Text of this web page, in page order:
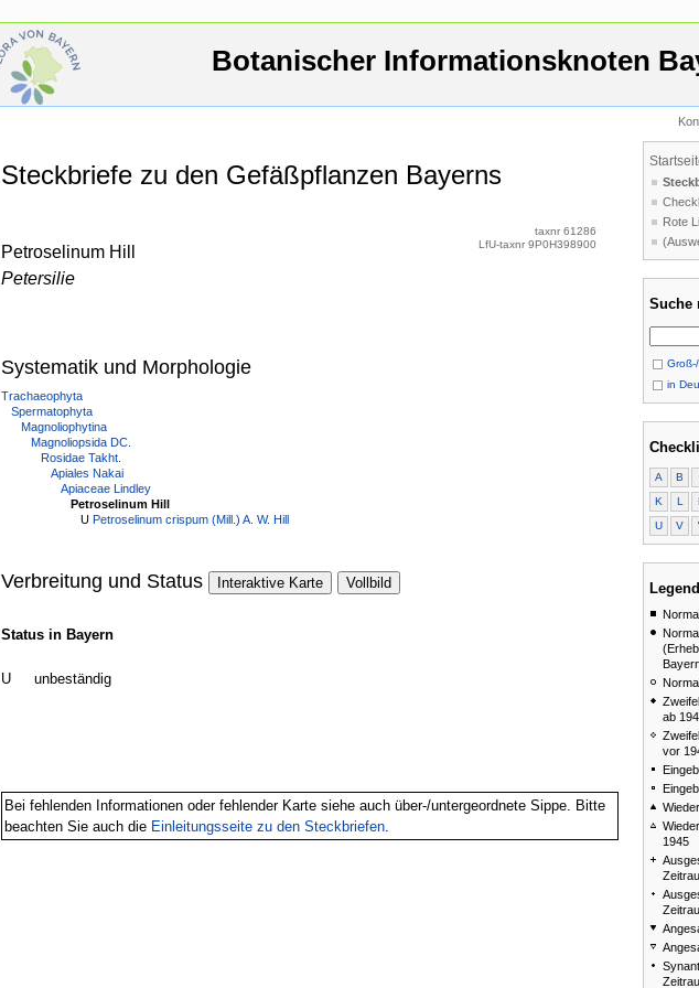
Botanischer Informationsknoten
Steckbriefe zu den Gefäßpflanzen Bayerns
Petroselinum Hill
Petersilie
taxnr 61286
LfU-taxnr 9P0H398900
Systematik und Morphologie
Trachaeophyta
Spermatophyta
Magnoliophytina
Magnoliopsida DC.
Rosidae Takht.
Apiales Nakai
Apiaceae Lindley
Petroselinum Hill
U Petroselinum crispum (Mill.) A. W. Hill
Verbreitung und Status Interaktive Karte Vollbild
Status in Bayern
U unbeständig
Bei fehlenden Informationen oder fehlender Karte siehe auch über-/untergeordnete Sippe. Bitte
beachten Sie auch die Einleitungsseite zu den Steckbriefen.
Rote
Suche
in
A B
K
L
U
V
ab
vor
1945